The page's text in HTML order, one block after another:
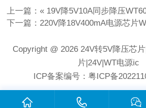
上一篇：« 19V降5V10A同步降压
下一篇： 220V降18V400mA电源芯片
Copyright @ 2026 24V转5V降压芯
片|24V|WT电源ic
ICP备案编号：粤ICP备